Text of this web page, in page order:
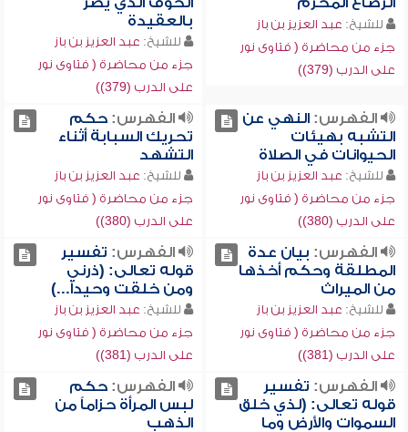
للشيخ: عبد العزيز بن باز
جزء من محاضرة ( فتاوى نور
على الدرب (379))
بالعقيدة
للشيخ: عبد العزيز بن باز
جزء من محاضرة ( فتاوى نور
على الدرب (379))
الفهرس:النهي عن
التشبه بهيئات
الحيوانات في الصلاة
للشيخ: عبد العزيز بن باز
جزء من محاضرة ( فتاوى نور
على الدرب (380))
الفهرس:حكم
تحريك السبابة أثناء
التشهد
للشيخ: عبد العزيز بن باز
جزء من محاضرة ( فتاوى نور
على الدرب (380))
الفهرس: بيان عدة
المطلقة وحكم أخذها
من الميراث
للشيخ: عبد العزيز بن باز
جزء من محاضرة ( فتاوى نور
على الدرب (381))
الفهرس: تفسير
قوله تعالى: (ذرني
ومن خلقت وحيداً...)
للشيخ: عبد العزيز بن باز
جزء من محاضرة ( فتاوى نور
على الدرب (381))
الفهرس: تفسير
قوله تعالى: (لذي خلق
السموات والأرض وما
الفهرس:حكم
لبس المرأة حزاماً من
الذهب